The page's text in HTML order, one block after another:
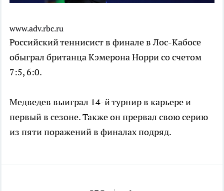
www.adv.rbc.ru
Российский теннисист в финале в Лос-Кабосе
обыграл британца Кэмерона Норри со счетом
7:5, 6:0.
Медведев выиграл 14-й турнир в карьере и
первый в сезоне. Также он прервал свою серию
из пяти поражений в финалах подряд.